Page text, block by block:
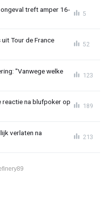
treft amper 16-
5
Tour de France
52
"Vanwege welke
123
na blufpoker op
189
verlaten na
213